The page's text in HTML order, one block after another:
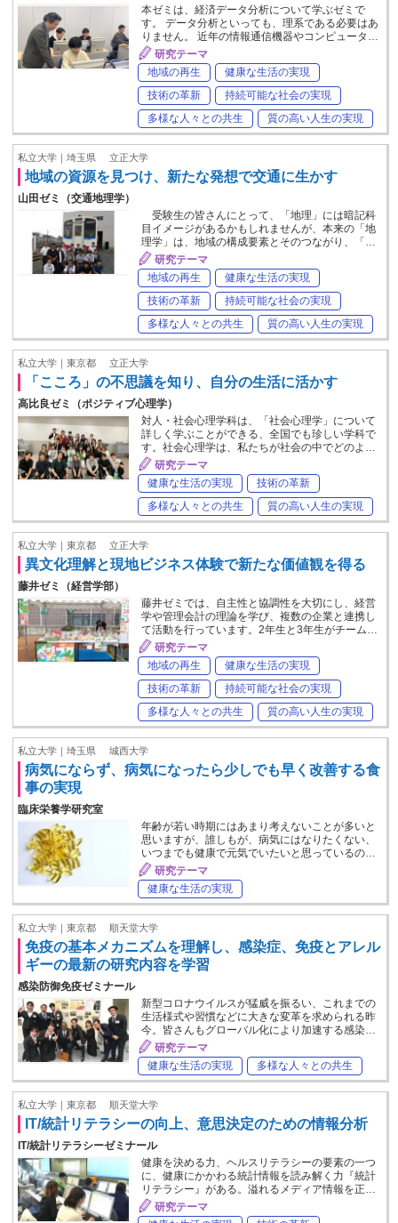
本ゼミは、経済データ分析について学ぶゼミで
す。 データ分析といっても、理系である必要はあ
りません。 近年の情報通信機器やコンピュータ…
研究テーマ
地域の再生
健康な生活の実現
技術の革新
持続可能な社会の実現
多様な人々との共生
質の高い人生の実現
私立大学｜埼玉県 立正大学
地域の資源を見つけ、新たな発想で交通に生かす
山田ゼミ（交通地理学）
受験生の皆さんにとって、「地理」には暗記科
目イメージがあるかもしれませんが、本来の「地
理学」は、地域の構成要素とそのつながり、「…
研究テーマ
地域の再生
健康な生活の実現
技術の革新
持続可能な社会の実現
多様な人々との共生
質の高い人生の実現
私立大学｜東京都 立正大学
「こころ」の不思議を知り、自分の生活に活かす
高比良ゼミ（ポジティブ心理学）
対人・社会心理学科は、「社会心理学」について
詳しく学ぶことができる、全国でも珍しい学科で
す。社会心理学は、私たちが社会の中でどのよ…
研究テーマ
健康な生活の実現
技術の革新
多様な人々との共生
質の高い人生の実現
私立大学｜東京都 立正大学
異文化理解と現地ビジネス体験で新たな価値観を得る
藤井ゼミ（経営学部）
藤井ゼミでは、自主性と協調性を大切にし、経営
学や管理会計の理論を学び、複数の企業と連携し
て活動を行っています。2年生と3年生がチーム…
研究テーマ
地域の再生
健康な生活の実現
技術の革新
持続可能な社会の実現
多様な人々との共生
質の高い人生の実現
私立大学｜埼玉県 城西大学
病気にならず、病気になったら少しでも早く改善する食
事の実現
臨床栄養学研究室
年齢が若い時期にはあまり考えないことが多いと
思いますが、誰しもが、病気にはなりたくない、
いつまでも健康で元気でいたいと思っているの…
研究テーマ
健康な生活の実現
私立大学｜東京都 順天堂大学
免疫の基本メカニズムを理解し、感染症、免疫とアレル
ギーの最新の研究内容を学習
感染防御免疫ゼミナール
新型コロナウイルスが猛威を振るい、これまでの
生活様式や習慣などに大きな変革を求められる昨
今。皆さんもグローバル化により加速する感染…
研究テーマ
健康な生活の実現
多様な人々との共生
私立大学｜東京都 順天堂大学
IT/統計リテラシーの向上、意思決定のための情報分析
IT/統計リテラシーゼミナール
健康を決める力、ヘルスリテラシーの要素の一つ
に、健康にかかわる統計情報を読み解く力『統計
リテラシー』がある。溢れるメディア情報を正…
研究テーマ